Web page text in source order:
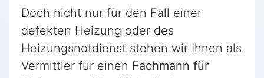
Doch nicht nur für den Fall einer
defekten Heizung oder des
Heizungsnotdienst stehen wir Ihnen als
Vermittler für einen Fachmann für